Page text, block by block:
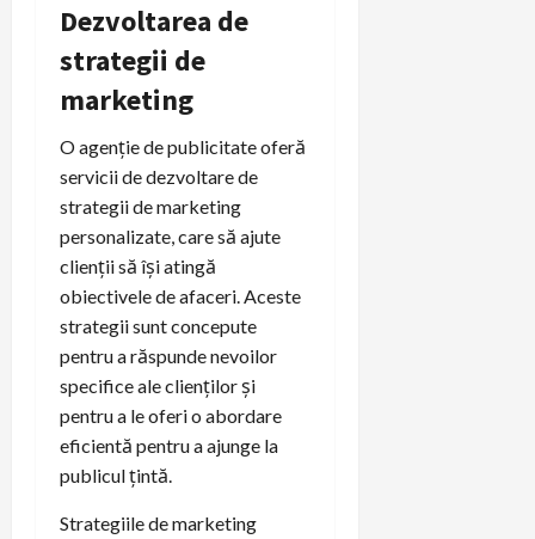
Dezvoltarea de
strategii de
marketing
O agenție de publicitate oferă
servicii de dezvoltare de
strategii de marketing
personalizate, care să ajute
clienții să își atingă
obiectivele de afaceri. Aceste
strategii sunt concepute
pentru a răspunde nevoilor
specifice ale clienților și
pentru a le oferi o abordare
eficientă pentru a ajunge la
publicul țintă.
Strategiile de marketing